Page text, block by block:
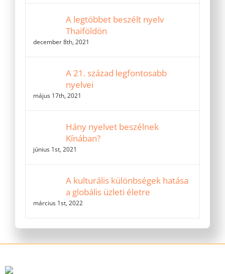
A legtöbbet beszélt nyelv
Thaiföldön
december 8th, 2021
A 21. század legfontosabb
nyelvei
május 17th, 2021
Hány nyelvet beszélnek
Kínában?
június 1st, 2021
A kulturális különbségek hatása
a globális üzleti életre
március 1st, 2022